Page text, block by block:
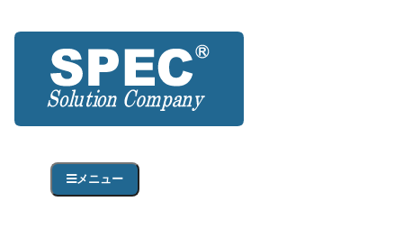
メニュー